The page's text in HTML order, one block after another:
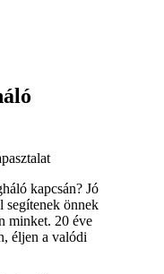
kapcsán? Jó
segítenek önnek
minket. 20 éve
éljen a valódi